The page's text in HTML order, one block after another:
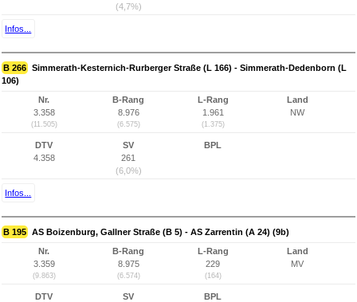
(4,7%)
Infos...
B 266 Simmerath-Kesternich-Rurberger Straße (L 166) - Simmerath-Dedenborn (L
106)
Nr.
3.358
(11.505)
B-Rang
8.976
(6.575)
L-Rang
1.961
(1.375)
Land
NW
DTV
4.358
SV
261
(6,0%)
BPL
Infos...
B 195 AS Boizenburg, Gallner Straße (B 5) - AS Zarrentin (A 24) (9b)
Nr.
3.359
(9.863)
B-Rang
8.975
(6.574)
L-Rang
229
(164)
Land
MV
DTV
SV
BPL